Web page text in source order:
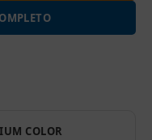
COLOR